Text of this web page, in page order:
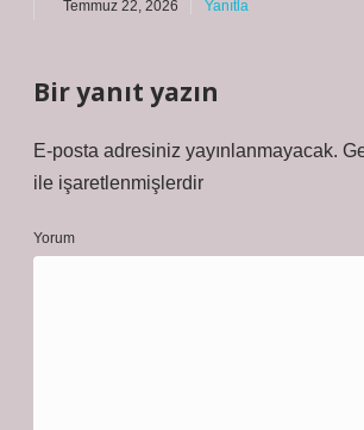
Temmuz 22, 2026 Yanıtla
Bir yanıt yazın
E-posta adresiniz yayınlanmayacak.
ile işaretlenmişlerdir
Yorum